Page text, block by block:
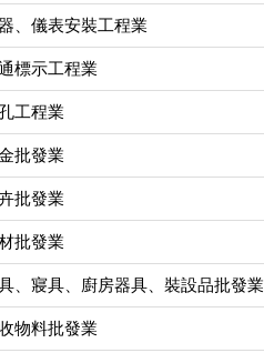
、儀表安裝工程業
標示工程業
工程業
批發業
批發業
批發業
、寢具、廚房器具、裝設品批發業
物料批發業